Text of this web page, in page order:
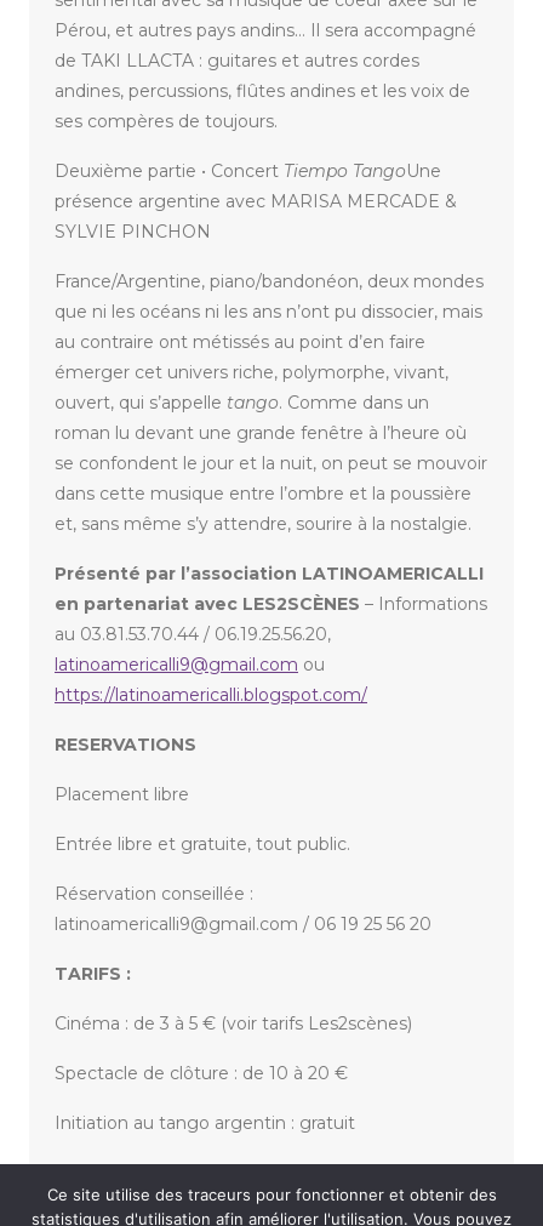
Pérou, et autres pays andins… Il sera accompagné
de TAKI LLACTA : guitares et autres cordes
andines, percussions, flûtes andines et les voix de
ses compères de toujours.
Deuxième partie • Concert Tiempo TangoUne
présence argentine avec MARISA MERCADE &
SYLVIE PINCHON
France/Argentine, piano/bandonéon, deux mondes
que ni les océans ni les ans n’ont pu dissocier, mais
au contraire ont métissés au point d’en faire
émerger cet univers riche, polymorphe, vivant,
ouvert, qui s’appelle tango. Comme dans un
roman lu devant une grande fenêtre à l’heure où
se confondent le jour et la nuit, on peut se mouvoir
dans cette musique entre l’ombre et la poussière
et, sans même s’y attendre, sourire à la nostalgie.
Présenté par l’association LATINOAMERICALLI
en partenariat avec LES2SCÈNES – Informations
au 03.81.53.70.44 / 06.19.25.56.20,
latinoamericalli9@gmail.com ou
https://latinoamericalli.blogspot.com/
RESERVATIONS
Placement libre
Entrée libre et gratuite, tout public.
Réservation conseillée :
latinoamericalli9@gmail.com / 06 19 25 56 20
TARIFS :
Cinéma : de 3 à 5 € (voir tarifs Les2scènes)
Spectacle de clôture : de 10 à 20 €
Initiation au tango argentin : gratuit
Ce site utilise des traceurs pour fonctionner et obtenir des
statistiques d'utilisation afin améliorer l'utilisation. Vous pouvez